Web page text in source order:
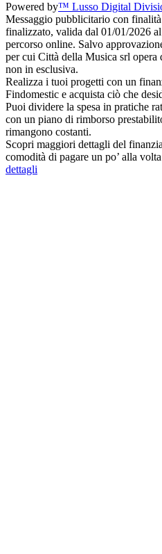
Powered by™ Lusso Digital
Messaggio pubblicitario con
finalizzato, valida dal 01/01/2026
percorso online. Salvo
per cui Città della Musica srl opera
non in esclusiva.
Realizza i tuoi progetti con un
Findomestic e acquista ciò che
Puoi dividere la spesa in pratiche
con un piano di rimborso
rimangono costanti.
Scopri maggiori dettagli del
comodità di pagare un po’ alla
dettagli